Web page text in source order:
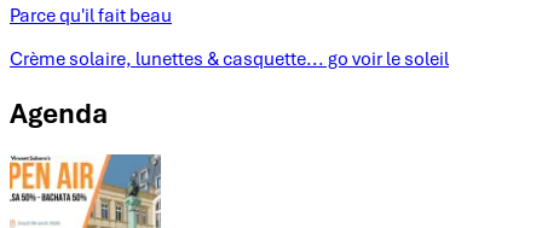
Parce qu'il fait beau
Crème solaire, lunettes & casquette... go voir le soleil
Agenda